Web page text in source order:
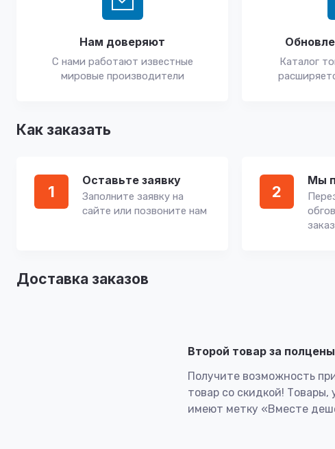
Нам доверяют
С нами работают известные
мировые производители
Каталог
Как заказать
1
Оставьте заявку
Заполните заявку на
сайте или позвоните нам
2
Мы
Доставка заказов
Второй товар за
Получите возможность
товар со скидкой!
имеют метку «Вместе